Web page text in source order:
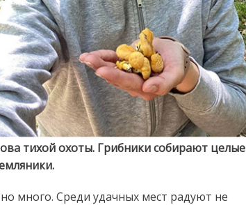
тихой охоты. Грибники собирают целые
много. Среди удачных мест радуют не